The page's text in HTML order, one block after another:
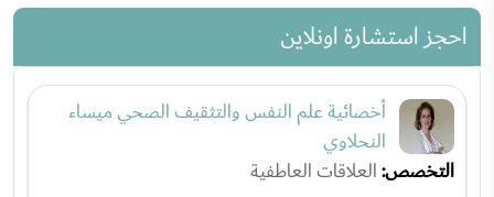
احجز استشارة اونلاين
أخصائية علم النفس والتثقيف الصحي ميساء
النحلاوي
التخصص:العلاقات العاطفية